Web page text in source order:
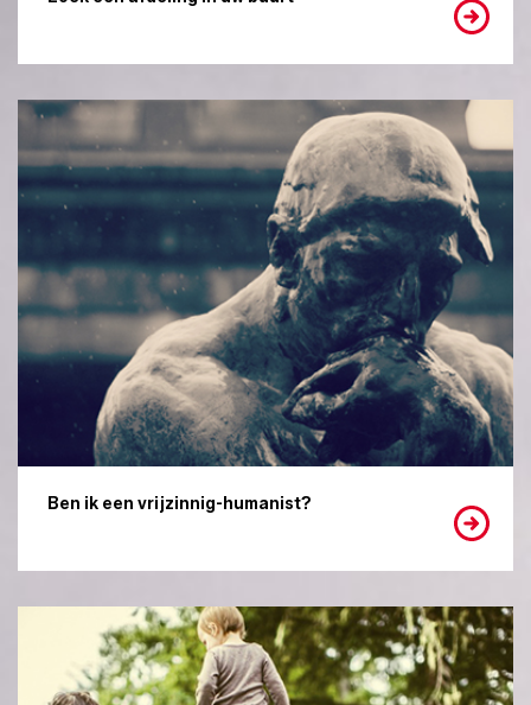
Ben ik een vrijzinnig-humanist?